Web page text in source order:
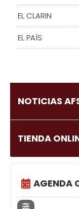
EL CLARIN
EL PAÍS
NOTICIAS
TIENDA
AGENDA